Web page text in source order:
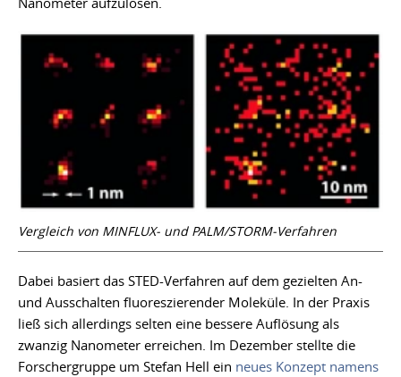
Vergleich von MINFLUX- und PALM/STORM-Verfahren
Dabei basiert das STED-Verfahren auf dem gezielten An-
und Ausschalten fluoreszierender Moleküle. In der Praxis
ließ sich allerdings selten eine bessere Auflösung als
zwanzig Nanometer erreichen. Im Dezember stellte die
Forschergruppe um Stefan Hell ein neues Konzept namens